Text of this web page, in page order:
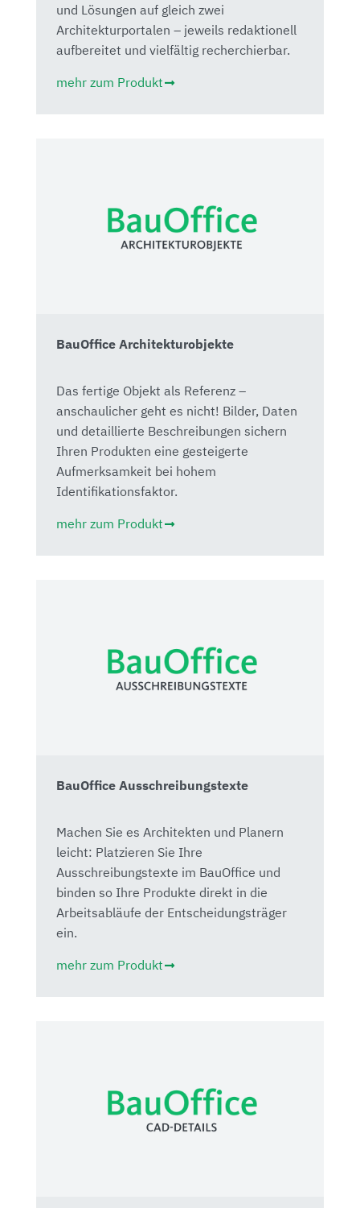
und Lösungen auf gleich zwei
Architekturportalen – jeweils redaktionell
aufbereitet und vielfältig recherchierbar.
mehr zum Produkt
BauOffice Architekturobjekte
Das fertige Objekt als Referenz –
anschaulicher geht es nicht! Bilder, Daten
und detaillierte Beschreibungen sichern
Ihren Produkten eine gesteigerte
Aufmerksamkeit bei hohem
Identifikationsfaktor.
mehr zum Produkt
BauOffice Ausschreibungstexte
Machen Sie es Architekten und Planern
leicht: Platzieren Sie Ihre
Ausschreibungstexte im BauOffice und
binden so Ihre Produkte direkt in die
Arbeitsabläufe der Entscheidungsträger
ein.
mehr zum Produkt